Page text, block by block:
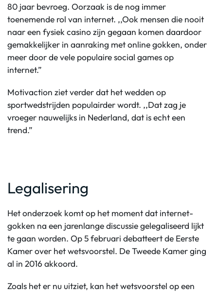
80 jaar bevroeg. Oorzaak is de nog immer
toenemende rol van internet. ,,Ook mensen die nooit
naar een fysiek casino zijn gegaan komen daardoor
gemakkelijker in aanraking met online gokken, onder
meer door de vele populaire social games op
internet.”
Motivaction ziet verder dat het wedden op
sportwedstrijden populairder wordt. ,,Dat zag je
vroeger nauwelijks in Nederland, dat is echt een
trend.”
Legalisering
Het onderzoek komt op het moment dat internet-
gokken na een jarenlange discussie gelegaliseerd lijkt
te gaan worden. Op 5 februari debatteert de Eerste
Kamer over het wetsvoorstel. De Tweede Kamer ging
al in 2016 akkoord.
Zoals het er nu uitziet, kan het wetsvoorstel op een